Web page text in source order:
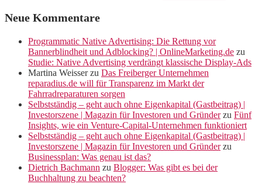
Neue Kommentare
Programmatic Native Advertising: Die Rettung vor
Bannerblindheit und Adblocking? | OnlineMarketing.de zu
Studie: Native Advertising verdrängt klassische Display-Ads
Martina Weisserzu Das Freiberger Unternehmen
reparadius.de will für Transparenz im Markt der
Fahrradreparaturen sorgen
Selbstständig – geht auch ohne Eigenkapital (Gastbeitrag) |
Investorszene | Magazin für Investoren und Gründerzu Fünf
Insights, wie ein Venture-Capital-Unternehmen funktioniert
Selbstständig – geht auch ohne Eigenkapital (Gastbeitrag) |
Investorszene | Magazin für Investoren und Gründerzu
Businessplan: Was genau ist das?
Dietrich Bachmann zu Blogger: Was gibt es bei der
Buchhaltung zu beachten?